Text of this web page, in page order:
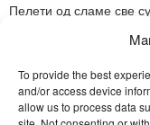
To provide the best
and/or access device
allow us to process data
Пелети од сламе све